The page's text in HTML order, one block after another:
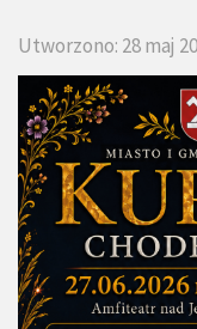
Utworzono: 28 maj